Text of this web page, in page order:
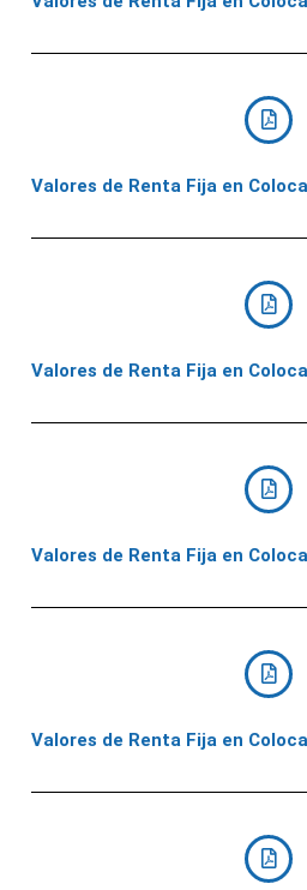
Valores de Renta Fija en
Valores de Renta Fija en
Valores de Renta Fija en
Valores de Renta Fija en